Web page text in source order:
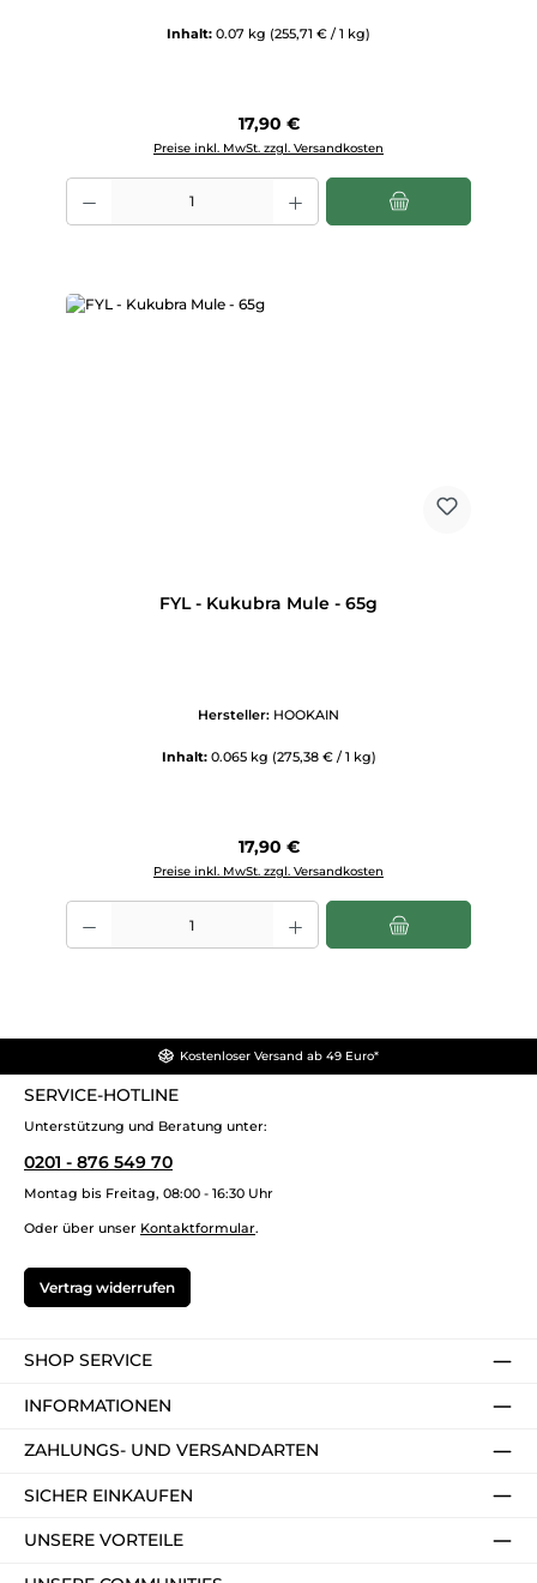
Inhalt: 0.07 kg (255,71 € / 1 kg)
Regulärer Preis:
17,90 €
Preise inkl. MwSt. zzgl. Versandkosten
Produkt Anzahl: Gib den gewünschten Wert ein oder benutze die
FYL - Kukubra Mule - 65g
Hersteller: HOOKAIN
Inhalt: 0.065 kg (275,38 € / 1 kg)
Regulärer Preis:
17,90 €
Preise inkl. MwSt. zzgl. Versandkosten
Produkt Anzahl: Gib den gewünschten Wert ein oder benutze die
Kostenloser Versand ab 49 Euro*
SERVICE-HOTLINE
Unterstützung und Beratung unter:
0201 - 876 549 70
Montag bis Freitag, 08:00 - 16:30 Uhr
Oder über unser Kontaktformular.
Vertrag widerrufen
SHOP SERVICE
INFORMATIONEN
ZAHLUNGS- UND VERSANDARTEN
SICHER EINKAUFEN
UNSERE VORTEILE